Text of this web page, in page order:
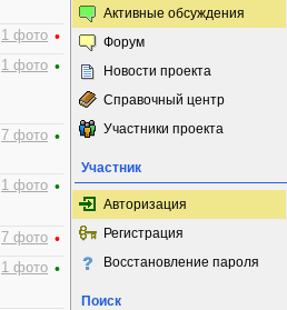
1 фото •
1 фото •
7 фото •
1 фото •
7 фото •
1 фото •
Активные обсуждения
Форум
Новости проекта
Справочный центр
Участники проекта
Участник
Авторизация
Регистрация
Восстановление пароля
Поиск